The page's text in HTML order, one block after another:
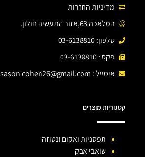
מדיניות החזרות
המלאכה 63,אזור התעשיה חולון.
טלפון: 03-6138810
פקס : 03-6138810
אימייל : sason.cohen26@gmail.com
קטגוריות מוצרים
תפסניות ואקום ונטוזה
שואבי אבק